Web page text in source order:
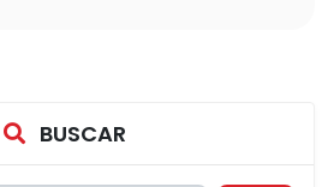
BUSCAR